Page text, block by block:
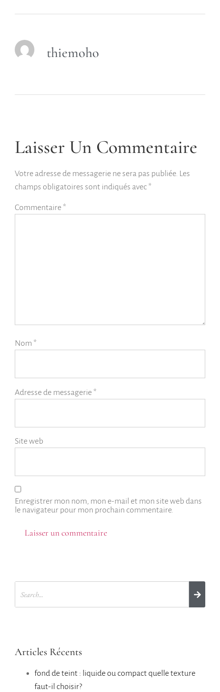
thiemoho
Laisser Un Commentaire
Votre adresse de messagerie ne sera pas publiée. Les
champs obligatoires sont indiqués avec *
Commentaire *
Nom *
Adresse de messagerie *
Site web
Enregistrer mon nom, mon e-mail et mon site web dans
le navigateur pour mon prochain commentaire.
Articles Récents
fond de teint : liquide ou compact quelle texture
faut-il choisir?